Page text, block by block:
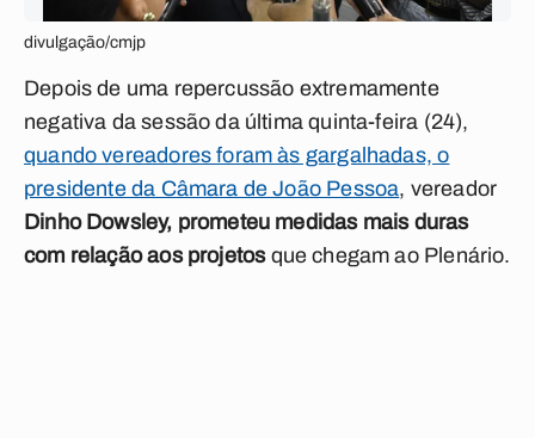
divulgação/cmjp
Depois de uma repercussão extremamente
negativa da sessão da última quinta-feira (24),
quando vereadores foram às gargalhadas, o
presidente da Câmara de João Pessoa, vereador
Dinho Dowsley, prometeu medidas mais duras
com relação aos projetosque chegam ao Plenário.